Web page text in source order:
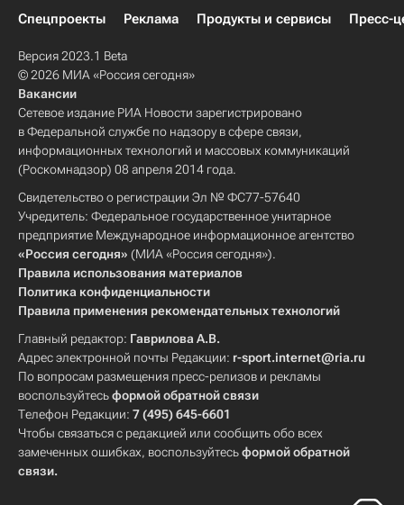
Спецпроекты
Реклама Продукты и сервисы Пресс-
Версия 2023.1 Beta
© 2026 МИА «Россия сегодня»
Вакансии
Сетевое издание РИА Новости зарегистрировано
в Федеральной службе по надзору в сфере связи,
информационных технологий и массовых коммуникаций
(Роскомнадзор) 08 апреля 2014 года.
Свидетельство о регистрации Эл № ФС77-57640
Учредитель: Федеральное государственное унитарное
предприятие Международное информационное агентство
«Россия сегодня» (МИА «Россия сегодня»).
Правила использования материалов
Политика конфиденциальности
Правила применения рекомендательных технологий
Главный редактор: Гаврилова А.В.
Адрес электронной почты Редакции: r-sport.internet@ria.ru
По вопросам размещения пресс-релизов и рекламы
воспользуйтесьформой обратной связи
Телефон Редакции: 7 (495) 645-6601
Чтобы связаться с редакцией или сообщить обо всех
замеченных ошибках, воспользуйтесьформой обратной
связи.